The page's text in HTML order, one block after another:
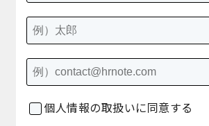
個人情報の取扱いに同意する